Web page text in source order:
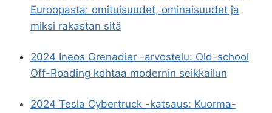
Euroopasta: omituisuudet, ominaisuudet ja
miksi rakastan sitä
2024 Ineos Grenadier -arvostelu: Old-school
Off-Roading kohtaa modernin seikkailun
2024 Tesla Cybertruck -katsaus: Kuorma-